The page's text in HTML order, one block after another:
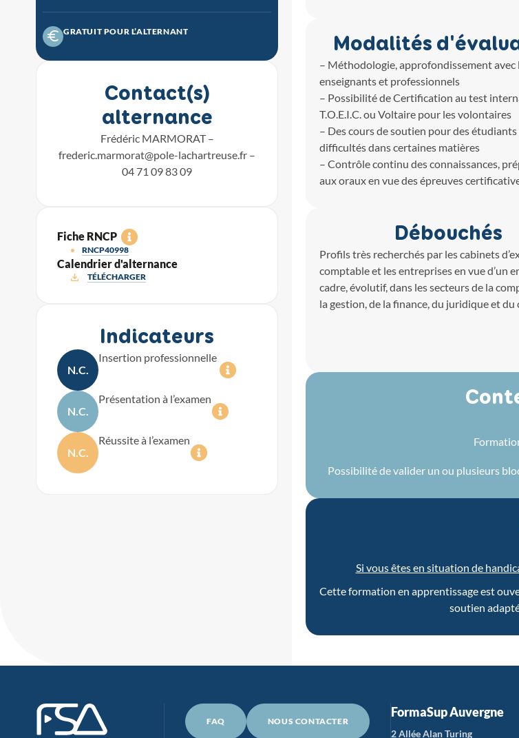
GRATUIT POUR L’ALTERNANT
Contact(s)
alternance
Frédéric MARMORAT –
frederic.marmorat@pole-lachartreuse.fr –
04 71 09 83 09
Fiche RNCP
RNCP40998
Calendrier d'alternance
TÉLÉCHARGER
Indicateurs
N.C.
Insertion professionnelle
N.C.
Présentation à l’examen
N.C.
Réussite à l’examen
Modalités
– Méthodologie, approfondissement avec
enseignants et professionnels
– Possibilité de Certification au test
T.O.E.I.C. ou Voltaire pour les volontaires
– Des cours de soutien pour des étudiants
difficultés dans certaines matières
– Contrôle continu des connaissances,
aux oraux en vue des épreuves
Débouchés
Profils très recherchés par les cabinets
comptable et les entreprises en vue d’un
cadre, évolutif, dans les secteurs de la
la gestion, de la finance, du juridique et du
Possibilité de valider un ou plusieurs
Si vous êtes en situation de
Cette formation en apprentissage est
soutien
FAQ NOUS CONTACTER
FormaSup Auvergne
2 Allée Alan Turing